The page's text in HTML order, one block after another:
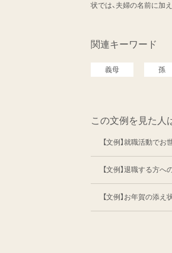
状では、夫婦の名前に加
関連キーワード
義母 孫
この文例を見た人
【文例】就職活動で
【文例】退職する方へ
【文例】お年賀の添え